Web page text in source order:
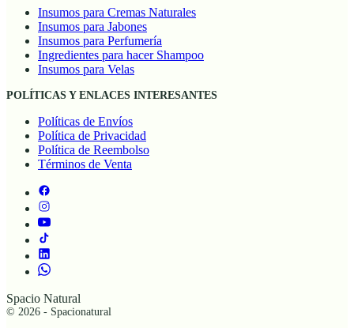
Insumos para Cremas Naturales
Insumos para Jabones
Insumos para Perfumería
Ingredientes para hacer Shampoo
Insumos para Velas
POLÍTICAS Y ENLACES INTERESANTES
Políticas de Envíos
Política de Privacidad
Política de Reembolso
Términos de Venta
Spacio Natural
© 2026 - Spacionatural